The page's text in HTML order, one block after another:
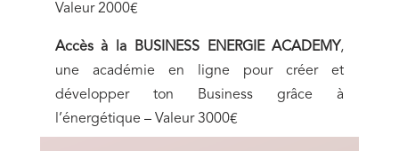
Valeur 2000€
Accès à la BUSINESS ENERGIE ACADEMY,
une académie en ligne pour créer et
développer ton Business grâce à
l’énergétique – Valeur 3000€